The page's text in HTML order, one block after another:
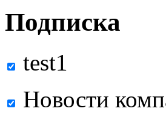
Подписка
test1
Новости